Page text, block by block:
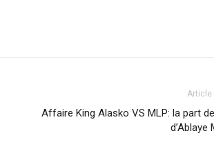
Article
Affaire King Alasko VS MLP: la part
d’Ablaye